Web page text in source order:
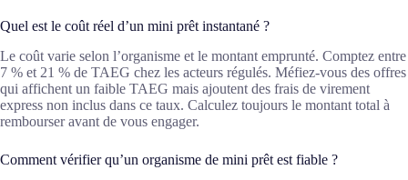
Quel est le coût réel d’un mini prêt instantané ?
Le coût varie selon l’organisme et le montant emprunté. Comptez entre
7 % et 21 % de TAEG chez les acteurs régulés. Méfiez-vous des offres
qui affichent un faible TAEG mais ajoutent des frais de virement
express non inclus dans ce taux. Calculez toujours le montant total à
rembourser avant de vous engager.
Comment vérifier qu’un organisme de mini prêt est fiable ?